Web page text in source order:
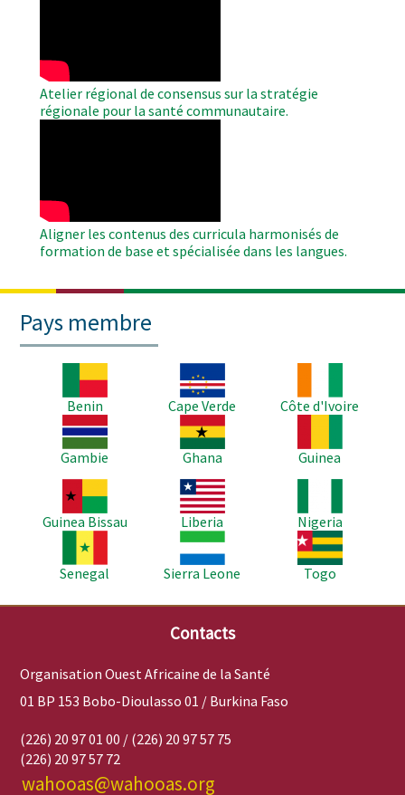
Atelier régional de consensus sur la stratégie
régionale pour la santé communautaire.
Aligner les contenus des curricula harmonisés de
formation de base et spécialisée dans les langues.
Pays membre
Benin
Image
Cape Verde
Côte d'Ivoire
Image
Gambie
Image
Ghana
Guinea
Image
Guinea Bissau
Image
Liberia
Nigeria
Senegal
Image
Sierra Leone
Image
Togo
Contacts
Organisation Ouest Africaine de la Santé
01 BP 153 Bobo-Dioulasso 01 / Burkina Faso
(226) 20 97 01 00 / (226) 20 97 57 75
(226) 20 97 57 72
wahooas@wahooas.org